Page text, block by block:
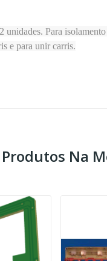
unidades. Para
e para unir carris.
Na